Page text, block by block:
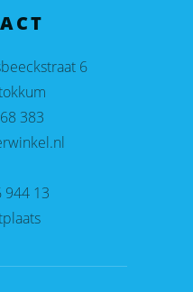
6
383
944 13